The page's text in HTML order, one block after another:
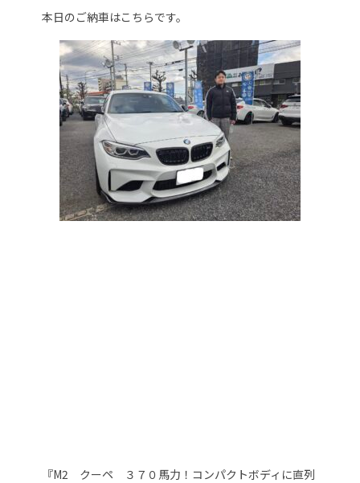
本日のご納車はこちらです。
『M2 クーペ ３７０馬力！コンパクトボディに直列